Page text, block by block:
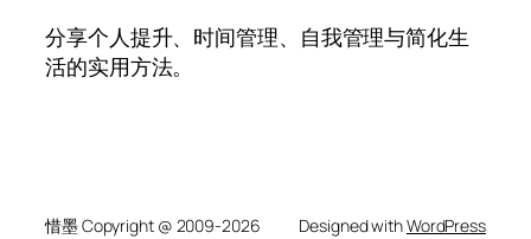
分
寸
分享个人提升、时间管理、自我管理与简化生
活的实用方法。
惜墨 Copyright @ 2009-2026 Designed withWordPress